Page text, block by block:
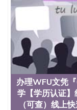
办理WFU文凭
学【学历认证
（可查）线上